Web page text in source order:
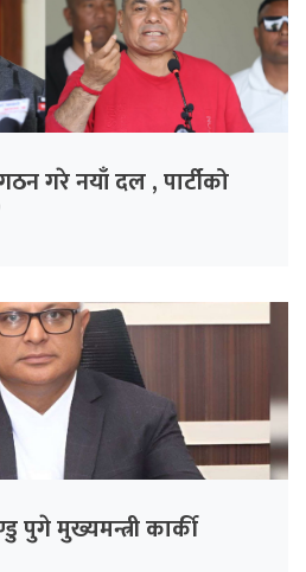
गरे नयाँ दल , पार्टीको
मुख्यमन्त्री कार्की